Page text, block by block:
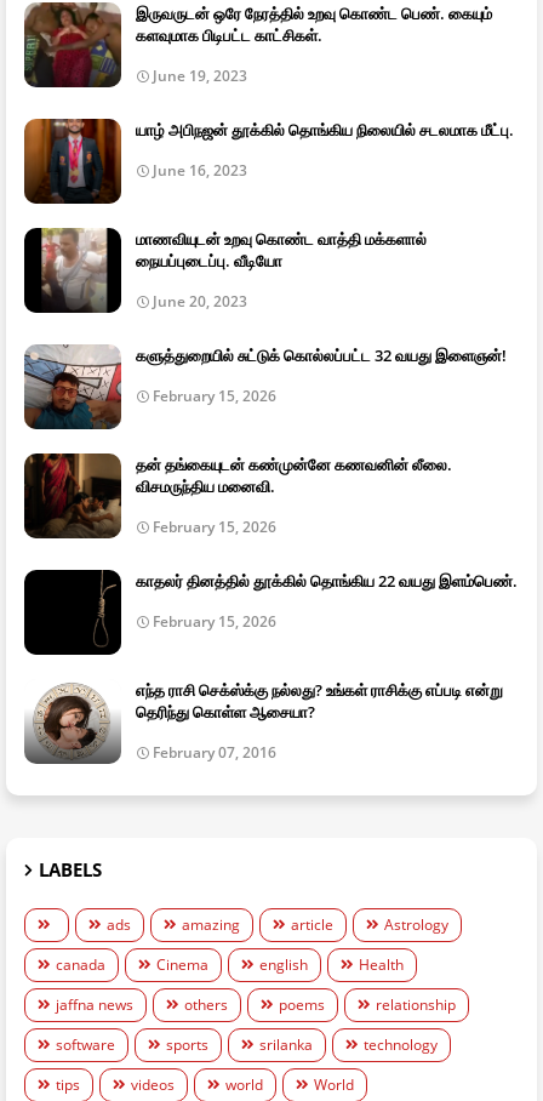
இருவருடன் ஒரே நேரத்தில் உறவு கொண்ட பெண். கையும்
களவுமாக பிடிபட்ட காட்சிகள்.
June 19, 2023
யாழ் அபிநஜன் தூக்கில் தொங்கிய நிலையில் சடலமாக மீட்பு.
June 16, 2023
மாணவியுடன் உறவு கொண்ட வாத்தி மக்களால்
நையப்புடைப்பு. வீடியோ
June 20, 2023
களுத்துறையில் சுட்டுக் கொல்லப்பட்ட 32 வயது இளைஞன்!
February 15, 2026
தன் தங்கையுடன் கண்முன்னே கணவனின் லீலை.
விசமருந்திய மனைவி.
February 15, 2026
காதலர் தினத்தில் தூக்கில் தொங்கிய 22 வயது இளம்பெண்.
February 15, 2026
எந்த ராசி செக்ஸ்க்கு நல்லது? உங்கள் ராசிக்கு எப்படி என்று
தெரிந்து கொள்ள ஆசையா?
February 07, 2016
LABELS
ads amazing article
Astrology
canada
Cinema english
Health
jaffna news
others poems
relationship
software
sports srilanka
technology
tips
videos world World